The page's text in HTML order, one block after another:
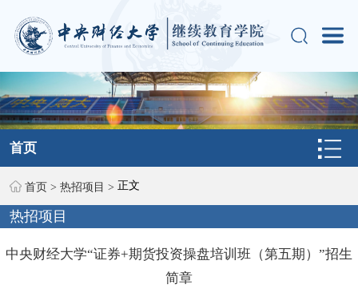
首页
首页 > 热招项目 > 正文
热招项目
中央财经大学“证券+期货投资操盘培训班（第五期）”招生
简章